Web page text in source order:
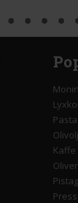
Monin
Pasta
Kaffe
Oliver
Press